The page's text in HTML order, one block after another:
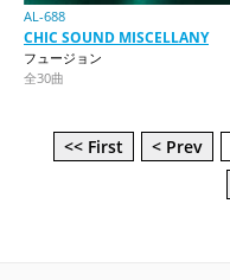
AL-688
CHIC SOUND MISCELLANY
フュージョン
全30曲
<< First < Prev